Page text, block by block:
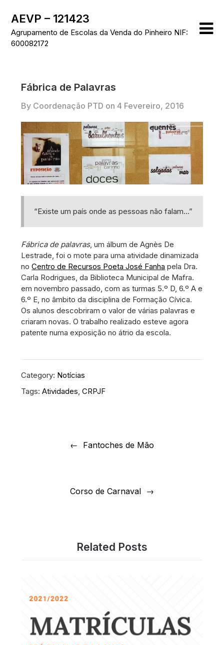
content
AEVP – 121423
Agrupamento de Escolas da Venda do Pinheiro NIF:
600082172
Fábrica de Palavras
By Coordenação PTD on4 Fevereiro, 2016
“Existe um país onde as pessoas não falam…”
Fábrica de palavras, um álbum de Agnès De
Lestrade, foi o mote para uma atividade dinamizada
noCentro de Recursos Poeta José Fanha pela Dra.
Carla Rodrigues, da Biblioteca Municipal de Mafra.
em novembro passado, com as turmas 5.º D, 6.º A e
6.º E, no âmbito da disciplina de Formação Cívica.
Os alunos descobriram o valor de várias palavras e
criaram novas. O trabalho realizado esteve agora
patente numa exposição no átrio da escola.
Category: Notícias
Tags:Atividades,CRPJF
Fantoches de Mão
Corso de Carnaval
Related Posts